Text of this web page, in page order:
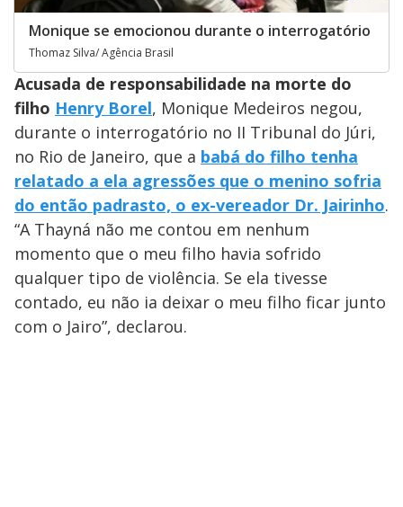
Monique se emocionou durante o interrogatório
Thomaz Silva/ Agência Brasil
Acusada de responsabilidade na morte do
filho Henry Borel, Monique Medeiros negou,
durante o interrogatório no II Tribunal do Júri,
no Rio de Janeiro, que a babá do filho tenha
relatado a ela agressões que o menino sofria
do então padrasto, o ex-vereador Dr. Jairinho.
“A Thayná não me contou em nenhum
momento que o meu filho havia sofrido
qualquer tipo de violência. Se ela tivesse
contado, eu não ia deixar o meu filho ficar junto
com o Jairo”, declarou.